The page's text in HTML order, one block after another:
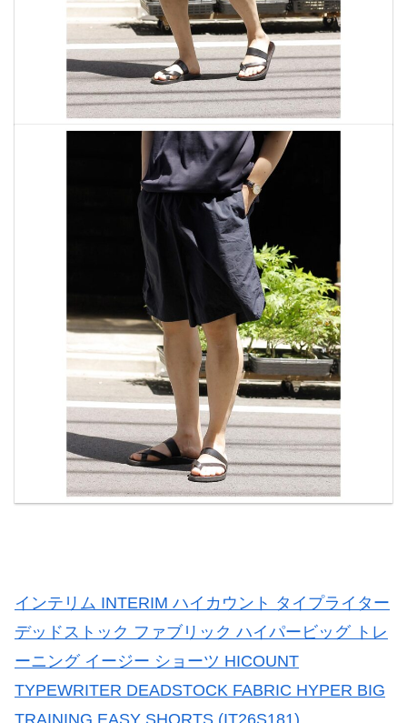
インテリム INTERIM ハイカウント タイプライター
デッドストック ファブリック ハイパービッグ トレ
ーニング イージー ショーツ HICOUNT
TYPEWRITER DEADSTOCK FABRIC HYPER BIG
TRAINING EASY SHORTS (IT26S181)